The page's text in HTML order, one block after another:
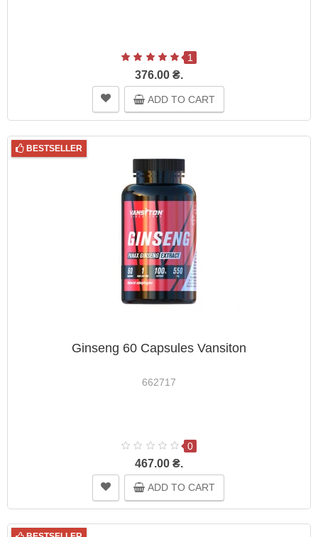
1
376.00 ₴.
ADD TO CART
BESTSELLER
Ginseng 60 Capsules Vansiton
662717
0
467.00 ₴.
ADD TO CART